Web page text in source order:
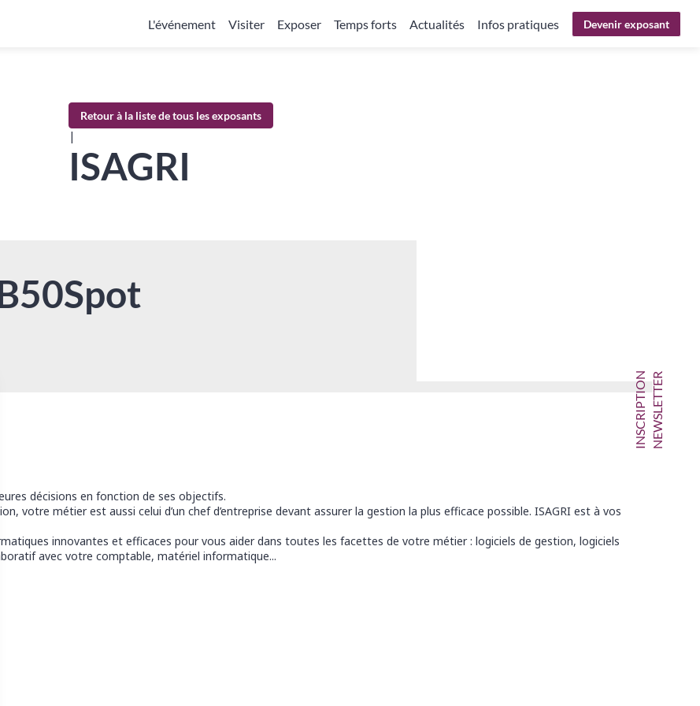
L'événement Visiter Exposer Temps forts Actualités Infos pratiques Devenir exposant
Retour à la liste de tous les exposants
|
ISAGRI
Spot
décisions en fonction de ses objectifs.
votre métier est aussi celui d’un chef d’entreprise devant assurer la gestion la plus efficace possible. ISAGRI est à vos
innovantes et efficaces pour vous aider dans toutes les facettes de votre métier : logiciels de gestion, logiciels
avec votre comptable, matériel informatique...
INSCRIPTIONNEWSLETTER